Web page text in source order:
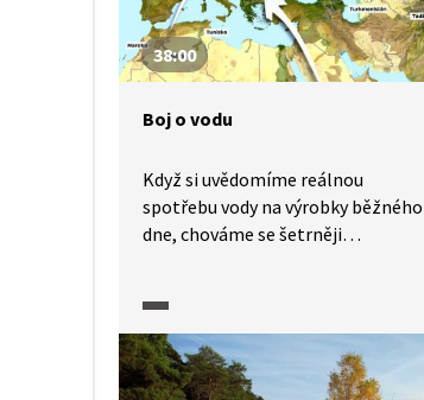
šetřit s ní? O těchto a dalších
tématech si Václav Moravec povídá
s Miroslavem Bártou a prof.
38:00
Boj o vodu
Když si uvědomíme reálnou
spotřebu vody na výrobky běžného
dne, chováme se šetrněji
Čekají svět boje o vodu? Jak
s vodou zacházíme a jak si jí
vážíme? O virtuální vodě, půdní